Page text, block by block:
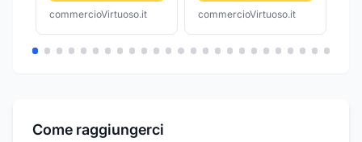
commercioVirtuoso.it commercioVirtuoso.it
Come raggiungerci